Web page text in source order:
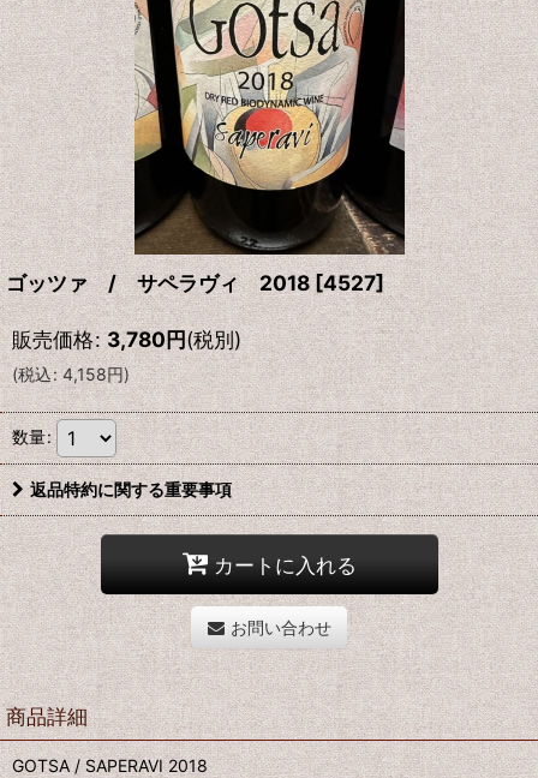
ゴッツァ / サペラヴィ 2018 [4527]
販売価格: 3,780円(税別)
(税込: 4,158円)
数量:
返品特約に関する重要事項
カートに入れる
お問い合わせ
商品詳細
GOTSA / SAPERAVI 2018